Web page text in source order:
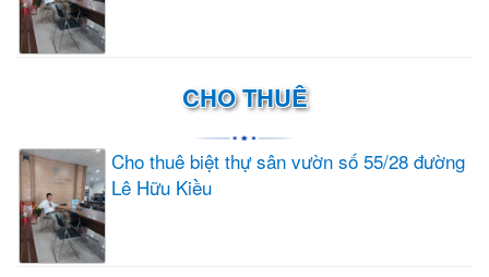
CHO THUÊ
Cho thuê biệt thự sân vườn số 55/28 đường
Lê Hữu Kiều